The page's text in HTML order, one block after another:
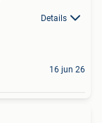
Details
16 jun 26